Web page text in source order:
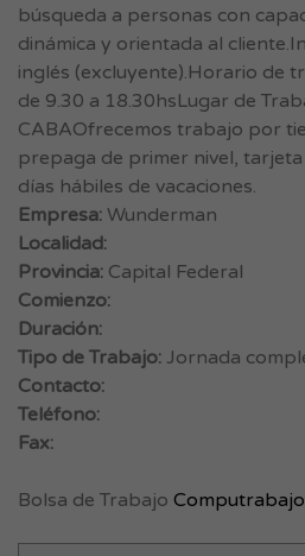
búsqueda a personas con
dinámica y orientada al
inglés (excluyente).Horario de
de 9.30 a 18.30hsLugar de
CABAOfrecemos trabajo por
prepaga de primer nivel,
días hábiles de vacaciones.
Empresa: Wunderman
Localidad:
Provincia: Capital Federal
Comienzo:
Duración:
Tipo de Trabajo: Jornada
Contacto:
Teléfono:
Fax:
Bolsa de Trabajo Computrabajo